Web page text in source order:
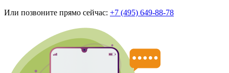
Или позвоните прямо сейчас: +7 (495) 649-88-78